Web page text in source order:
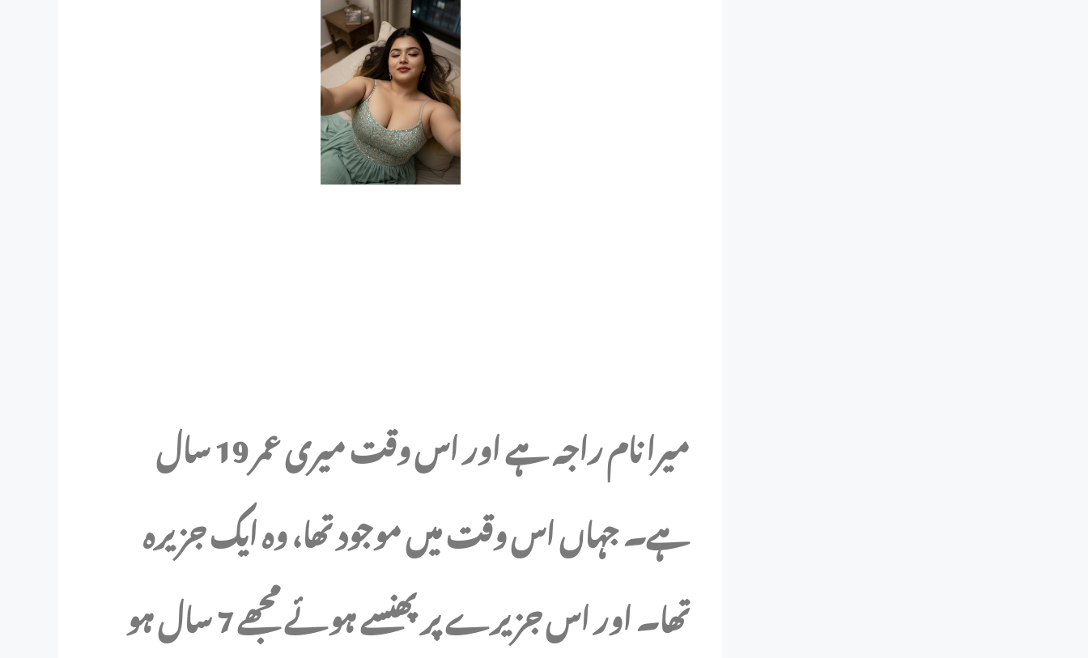
میرا نام راجہ ہے اور اس وقت میری عمر 19 سال
ہے۔ جہاں اس وقت میں موجود تھا، وہ ایک جزیرہ
تھا۔ اور اس جزیرے پر پھنسے ہوئے مجھے 7 سال ہو